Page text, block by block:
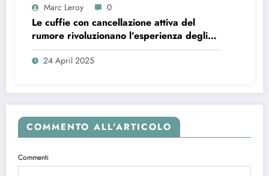
Marc Leroy 0
Le cuffie con cancellazione attiva del
rumore rivoluzionano l’esperienza degli
audiofili più esigenti.
24 April 2025
COMMENTO ALL'ARTICOLO
Commenti